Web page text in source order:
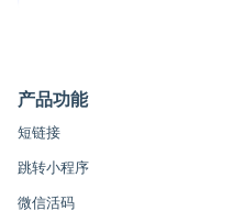
产品功能
短链接
跳转小程序
微信活码